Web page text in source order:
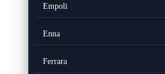
Empoli
Enna
Ferrara